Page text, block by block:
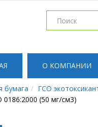
О КОМПАНИИ
бумага ГСО
(50 мг/см3)